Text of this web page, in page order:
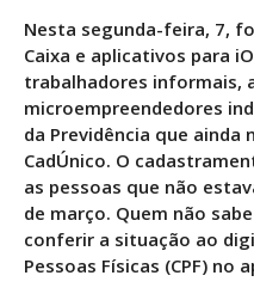
Nesta segunda-feira, 7,
Caixa e aplicativos para
trabalhadores informais,
microempreendedores
da Previdência que
CadÚnico. O
as pessoas que não
de março. Quem não
conferir a situação ao
Pessoas Físicas (CPF) no